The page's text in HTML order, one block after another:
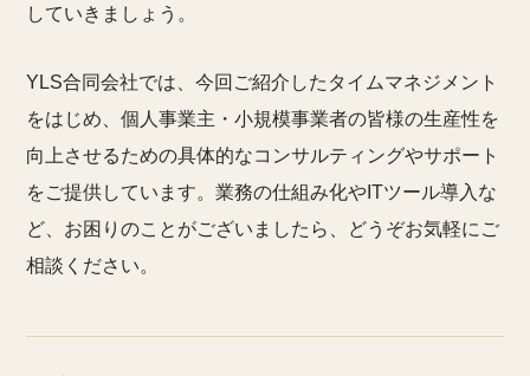
していきましょう。
YLS合同会社では、今回ご紹介したタイムマネジメント
をはじめ、個人事業主・小規模事業者の皆様の生産性を
向上させるための具体的なコンサルティングやサポート
をご提供しています。業務の仕組み化やITツール導入な
ど、お困りのことがございましたら、どうぞお気軽にご
相談ください。